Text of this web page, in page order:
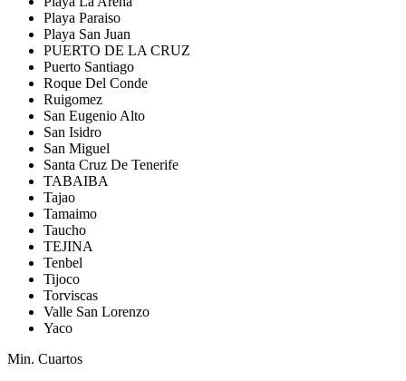
Playa Paraiso
Playa San Juan
PUERTO DE LA CRUZ
Puerto Santiago
Roque Del Conde
Ruigomez
San Eugenio Alto
San Isidro
San Miguel
Santa Cruz De Tenerife
TABAIBA
Tajao
Tamaimo
Taucho
TEJINA
Tenbel
Tijoco
Torviscas
Valle San Lorenzo
Yaco
Min. Cuartos